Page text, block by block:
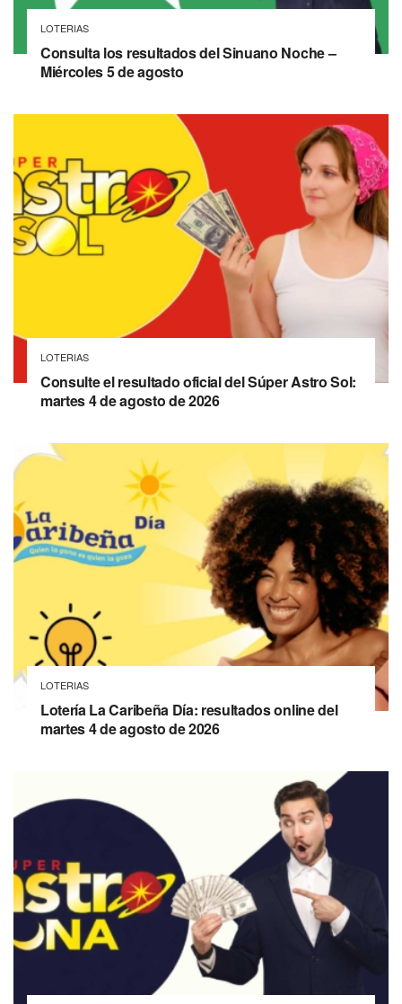
LOTERIAS
Consulta los resultados del Sinuano Noche –
Miércoles 5 de agosto
LOTERIAS
Consulte el resultado oficial del Súper Astro Sol:
martes 4 de agosto de 2026
LOTERIAS
Lotería La Caribeña Día: resultados online del
martes 4 de agosto de 2026